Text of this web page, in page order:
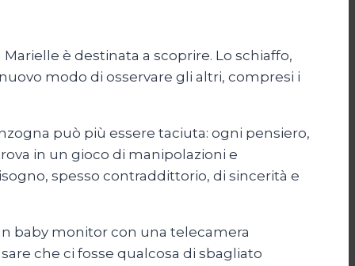
è destinata a scoprire. Lo schiaffo,
modo di osservare gli altri, compresi i
può più essere taciuta: ogni pensiero,
in un gioco di manipolazioni e
spesso contraddittorio, di sincerità e
baby monitor con una telecamera
che ci fosse qualcosa di sbagliato